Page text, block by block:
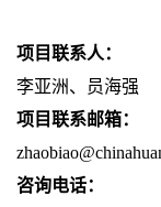
项目联系人：
李亚洲、员海强
项目联系邮箱：
咨询电话：